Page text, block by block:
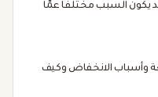
يكون السبب مختلفًا عمّا
وأسباب الانخفاض وكيف